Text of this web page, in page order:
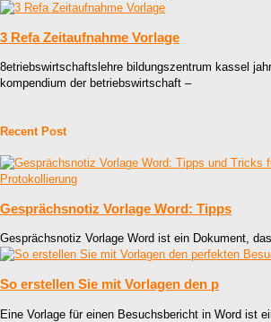
3 Refa Zeitaufnahme Vorlage
8etriebswirtschaftslehre bildungszentrum kassel
kompendium der betriebswirtschaft –
Recent Post
Gesprächsnotiz Vorlage Word: Tipps
Gesprächsnotiz Vorlage Word ist ein Dokument,
So erstellen Sie mit Vorlagen den p
Eine Vorlage für einen Besuchsbericht in Word ist